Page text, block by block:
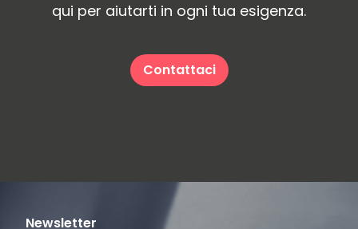
qui per aiutarti in ogni tua esigenza.
Contattaci
Newsletter